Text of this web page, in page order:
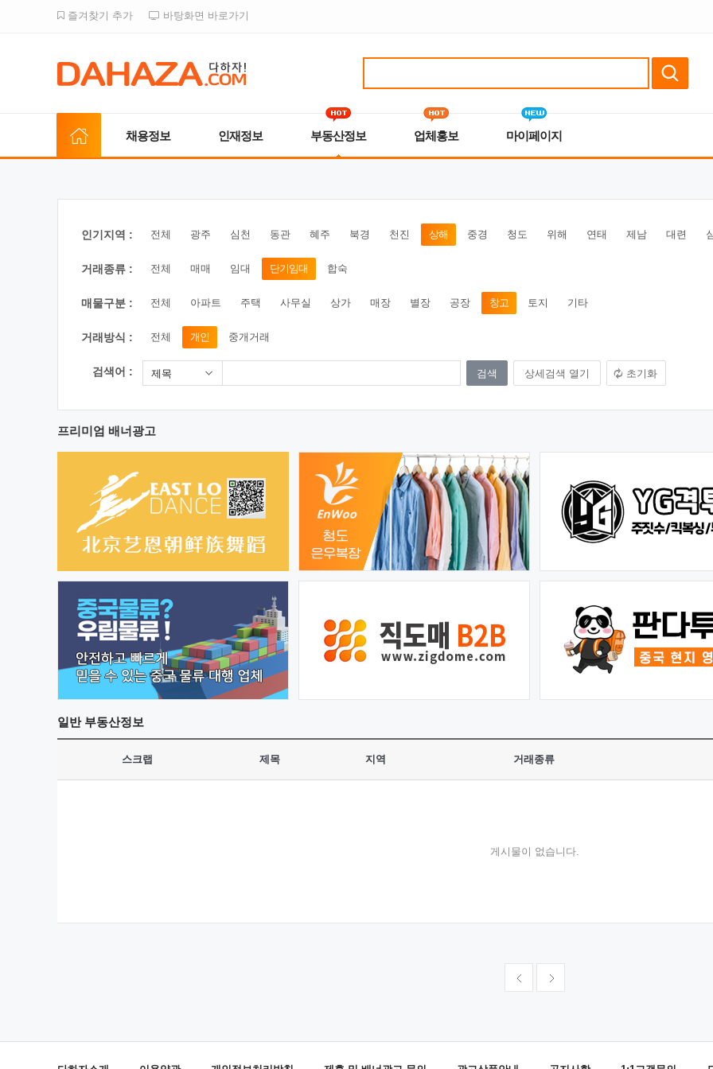
즐겨찾기 추가 바탕화면 바로가기
채용정보 인재정보 부동산정보 업체홍보 마이페이지
인기지역 : 전체 광주 심천 동관 혜주 북경 천진 상해 중경 청도 위해 연태 제남 대련
거래종류 : 전체 매매 임대 단기임대 합숙
매물구분 : 전체 아파트 주택 사무실 상가 매장 별장 공장 창고 토지 기타
거래방식 : 전체 개인 중개거래
검색어 : 제목 상세검색 열기 초기화
프리미엄 배너광고
일반부동산정보
스크랩 제목 지역 거래종류
게시물이 없습니다.